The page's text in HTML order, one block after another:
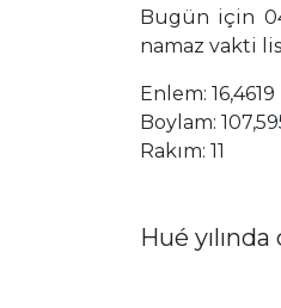
Bugün için
namaz vakti
Enlem: 16,4619
Boylam:
Rakım: 11
Hué